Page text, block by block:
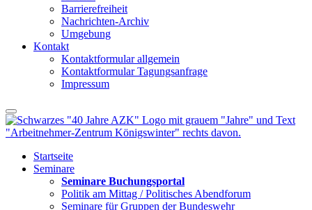
Barrierefreiheit
Nachrichten-Archiv
Umgebung
Kontakt
Kontaktformular allgemein
Kontaktformular Tagungsanfrage
Impressum
Startseite
Seminare
Seminare Buchungsportal
Politik am Mittag / Politisches Abendforum
Seminare für Gruppen der Bundeswehr